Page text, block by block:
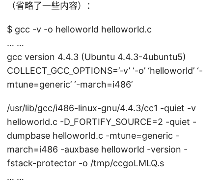
（省略了一些内容）：
$ gcc -v -o helloworld helloworld.c
… …
gcc version 4.4.3 (Ubuntu 4.4.3-4ubuntu5)
COLLECT_GCC_OPTIONS=’-v’ ‘-o’ ‘helloworld’ ‘-
mtune=generic’ ‘-march=i486’
/usr/lib/gcc/i486-linux-gnu/4.4.3/cc1 -quiet -v
helloworld.c -D_FORTIFY_SOURCE=2 -quiet -
dumpbase helloworld.c -mtune=generic -
march=i486 -auxbase helloworld -version -
fstack-protector -o /tmp/ccgoLMLQ.s
… …